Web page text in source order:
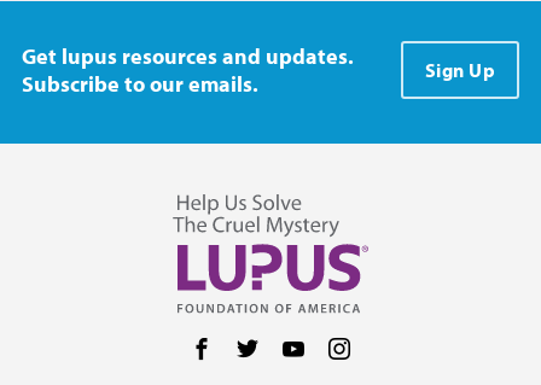
Get lupus resources and updates.
Subscribe to our emails.
Sign Up
Follow us on Facebook
Follow us on Twitter
Follow us on YouTube